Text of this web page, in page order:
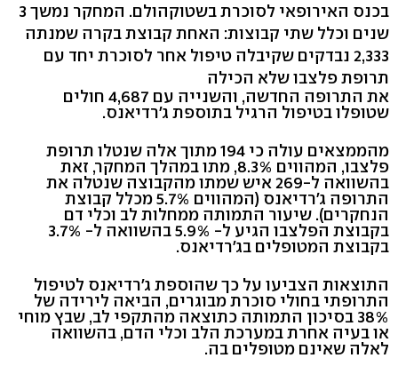
בכנס האירופאי לסוכרת בשטוקהולם. המחקר נמשך 3
שנים וכלל שתי קבוצות: האחת קבוצת בקרה שמנתה
2,333 נבדקים שקיבלה טיפול אחר לסוכרת יחד עם
תרופת פלצבו שלא הכילה
את התרופה החדשה, והשנייה עם 4,687 חולים
שטופלו בטיפול הרגיל בתוספת ג'רדיאנס.
מהממצאים עולה כי 194 מתוך אלה שנטלו תרופת
פלצבו, המהווים 8.3%, מתו במהלך המחקר, זאת
בהשוואה ל-269 איש שמתו מהקבוצה שנטלה את
התרופה ג'רדיאנס (המהווים 5.7% מכלל קבוצת
הנחקרים). שיעור התמותה ממחלות לב וכלי דם
בקבוצת הפלצבו הגיע ל- 5.9% בהשוואה ל- 3.7%
בקבוצת המטופלים בג'רדיאנס.
התוצאות הצביעו על כך שהוספת ג'רדיאנס לטיפול
התרופתי בחולי סוכרת מבוגרים, הביאה לירידה של
38% בסיכון התמותה כתוצאה מהתקפי לב, שבץ מוחי
או בעיה אחרת במערכת הלב וכלי הדם, בהשוואה
לאלה שאינם מטופלים בה.